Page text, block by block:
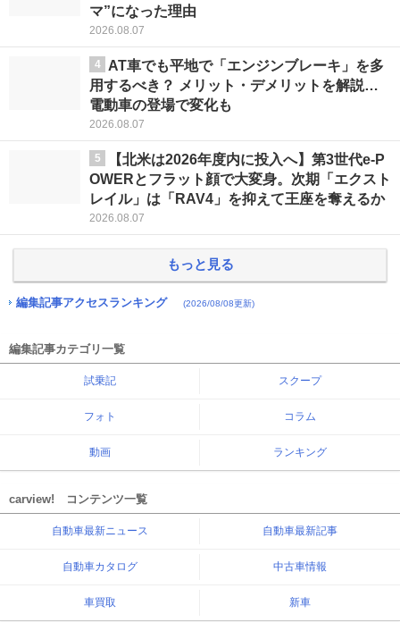
マ”になった理由
2026.08.07
4
AT車でも平地で「エンジンブレーキ」を多
用するべき？ メリット・デメリットを解説…
電動車の登場で変化も
2026.08.07
5
【北米は2026年度内に投入へ】第3世代e-P
OWERとフラット顔で大変身。次期「エクスト
レイル」は「RAV4」を抑えて王座を奪えるか
2026.08.07
もっと見る
編集記事アクセスランキング (2026/08/08更新)
編集記事カテゴリ一覧
試乗記 スクープ
フォト コラム
動画 ランキング
carview! コンテンツ一覧
自動車最新ニュース 自動車最新記事
自動車カタログ 中古車情報
車買取 新車